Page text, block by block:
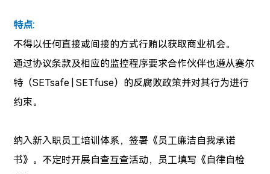
特点:
不得以任何直接或间接的方式行贿以获取商业机会。
通过协议条款及相应的监控程序要求合作伙伴也遵从赛尔
特（SETsafe | SETfuse）的反腐败政策并对其行为进行
约束。
纳入新入职员工培训体系，签署《员工廉洁自我承诺
书》。不定时开展自查互查活动，员工填写《自律自检